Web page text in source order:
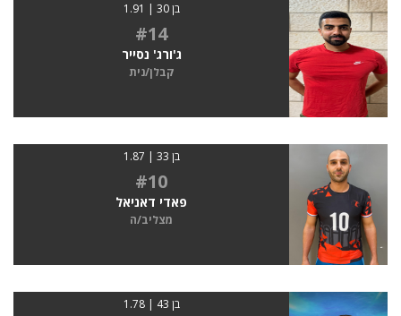
בן 30 | 1.91
#14
ג'ורג' נסייר
קבלן/נית
בן 33 | 1.87
#10
פאדי דאניאל
מצליב/ה
בן 43 | 1.78